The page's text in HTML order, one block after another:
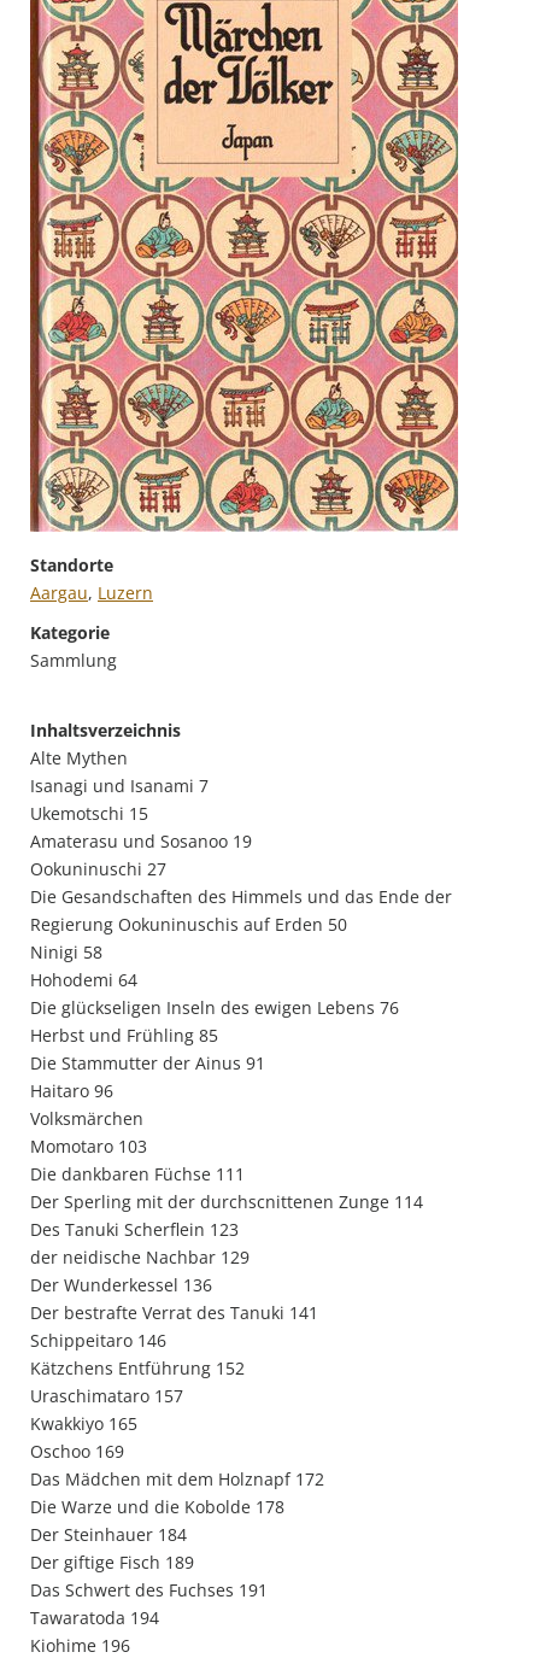
Standorte
Aargau, Luzern
Kategorie
Sammlung
Inhaltsverzeichnis
Alte Mythen
Isanagi und Isanami 7
Ukemotschi 15
Amaterasu und Sosanoo 19
Ookuninuschi 27
Die Gesandschaften des Himmels und das Ende der
Regierung Ookuninuschis auf Erden 50
Ninigi 58
Hohodemi 64
Die glückseligen Inseln des ewigen Lebens 76
Herbst und Frühling 85
Die Stammutter der Ainus 91
Haitaro 96
Volksmärchen
Momotaro 103
Die dankbaren Füchse 111
Der Sperling mit der durchscnittenen Zunge 114
Des Tanuki Scherflein 123
der neidische Nachbar 129
Der Wunderkessel 136
Der bestrafte Verrat des Tanuki 141
Schippeitaro 146
Kätzchens Entführung 152
Uraschimataro 157
Kwakkiyo 165
Oschoo 169
Das Mädchen mit dem Holznapf 172
Die Warze und die Kobolde 178
Der Steinhauer 184
Der giftige Fisch 189
Das Schwert des Fuchses 191
Tawaratoda 194
Kiohime 196